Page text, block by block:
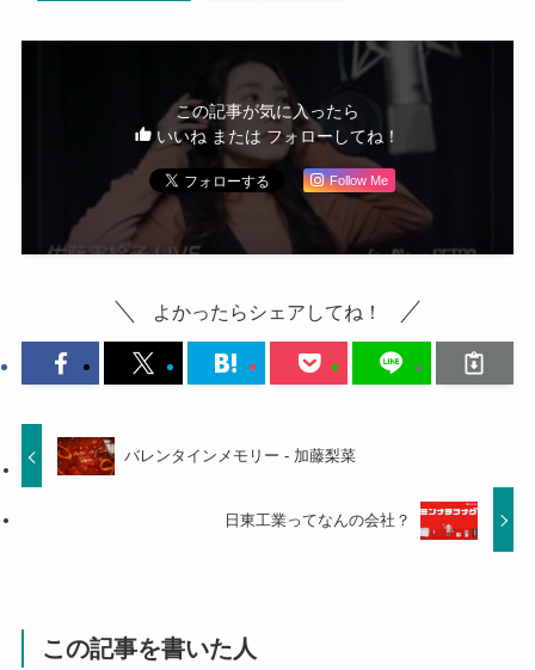
この記事が気に入ったら
いいね または フォローしてね！
Follow Me
よかったらシェアしてね！
バレンタインメモリー - 加藤梨菜
日東工業ってなんの会社？
この記事を書いた人